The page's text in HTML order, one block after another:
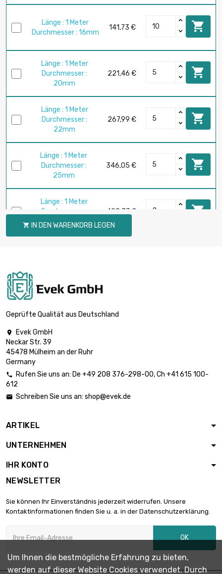
Länge : 1 Meter
Durchmesser : 16mm
141,73 € 
Länge : 1 Meter
Durchmesser :
20mm
221,46 € 
Länge : 1 Meter
Durchmesser :
22mm
267,99 € 
Länge : 1 Meter
Durchmesser :
25mm
346,05 € 
Länge : 1 Meter
Durchmesser :
30mm
498,37 € 
Länge : 1 Meter
40mm
Länge : 1 Meter
Durchmesser :
Durchmesser :
1.384,45 €
Durchmesser :
Länge : 1 Meter
60mm
Durchmesser :
 IN DEN WARENKORB LEGEN
Geprüfte Qualität aus Deutschland

Evek GmbH
Neckar Str. 39
45478 Mülheim an der Ruhr
Germany
 Rufen Sie uns an: De +49 208 376-298-00, Ch +41 615 100-
612
 Schreiben Sie uns an: shop@evek.de
ARTIKEL
UNTERNEHMEN
IHR KONTO
NEWSLETTER
Sie können Ihr Einverständnis jederzeit widerrufen. Unsere
Kontaktinformationen finden Sie u. a. in der Datenschutzerklärung.
OK
Um Ihnen die bestmögliche Erfahrung zu bieten,
werden auf dieser Website Cookies verwendet. Durch